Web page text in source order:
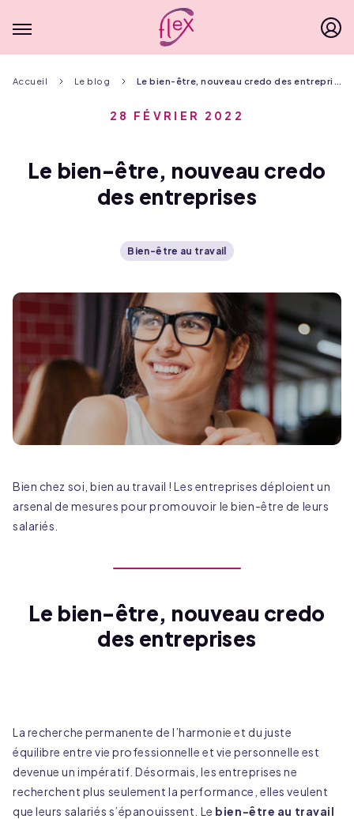
Fil
d'Ariane
Accueil Le blog Le bien-être, nouveau credo des entreprises
28 FÉVRIER 2022
Le bien-être, nouveau credo
des entreprises
Bien-être au travail
Bien chez soi, bien au travail ! Les entreprises déploient un
arsenal de mesures pour promouvoir le bien-être de leurs
salariés.
Le bien-être, nouveau credo
des entreprises
La recherche permanente de l’harmonie et du juste
équilibre entre vie professionnelle et vie personnelle est
devenue un impératif. Désormais, les entreprises ne
recherchent plus seulement la performance, elles veulent
que leurs salariés s’épanouissent. Le bien-être au travail